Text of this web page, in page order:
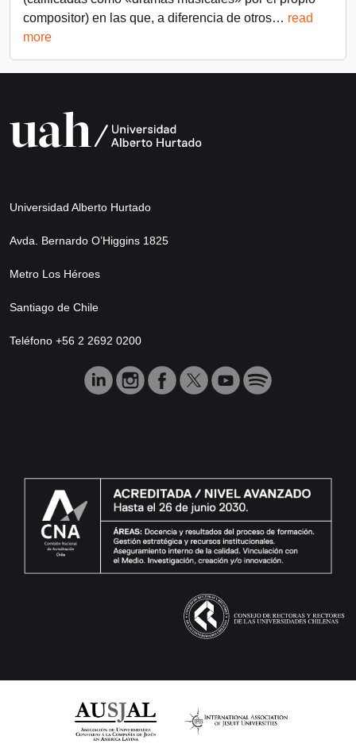
compositor) en las que, a diferencia de otros… read
more
Universidad Alberto Hurtado
Avda. Bernardo O’Higgins 1825
Metro Los Héroes
Santiago de Chile
Teléfono +56 2 2692 0200